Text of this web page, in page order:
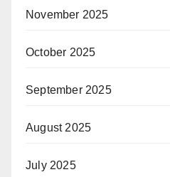
November 2025
October 2025
September 2025
August 2025
July 2025